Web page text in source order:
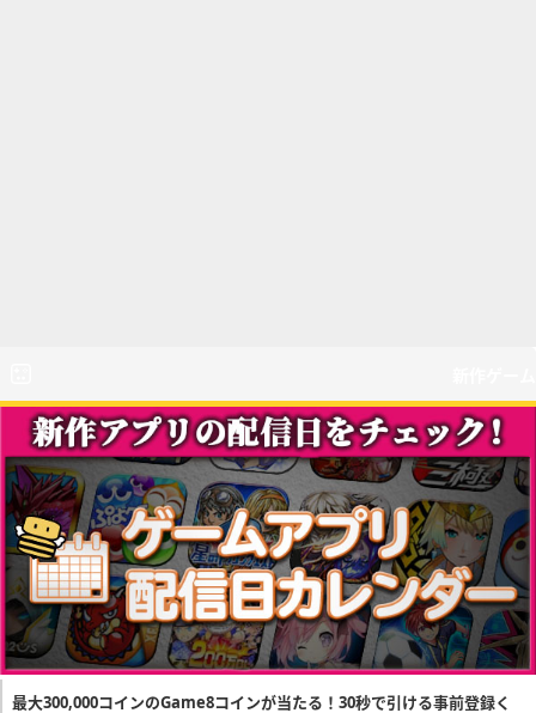
最大300,000コインのGame8コインが当たる！30秒で引ける事前登録く